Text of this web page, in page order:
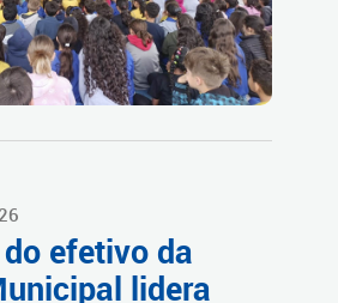
efetivo da
lidera